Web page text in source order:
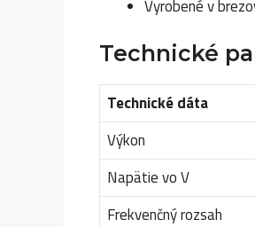
Vyrobené v
Technické
Technické dáta
Výkon
Napätie vo V
Frekvenčný rozsah